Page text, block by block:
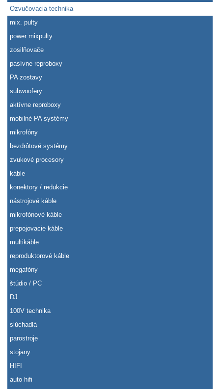
Ozvučovacia technika
mix. pulty
power mixpulty
zosilňovače
pasívne reproboxy
PA zostavy
subwoofery
aktívne reproboxy
mobilné PA systémy
mikrofóny
bezdrôtové systémy
zvukové procesory
káble
konektory / redukcie
nástrojové káble
mikrofónové káble
prepojovacie káble
multikáble
reproduktorové káble
megafóny
štúdio / PC
DJ
100V technika
slúchadlá
parostroje
stojany
HIFI
auto hifi